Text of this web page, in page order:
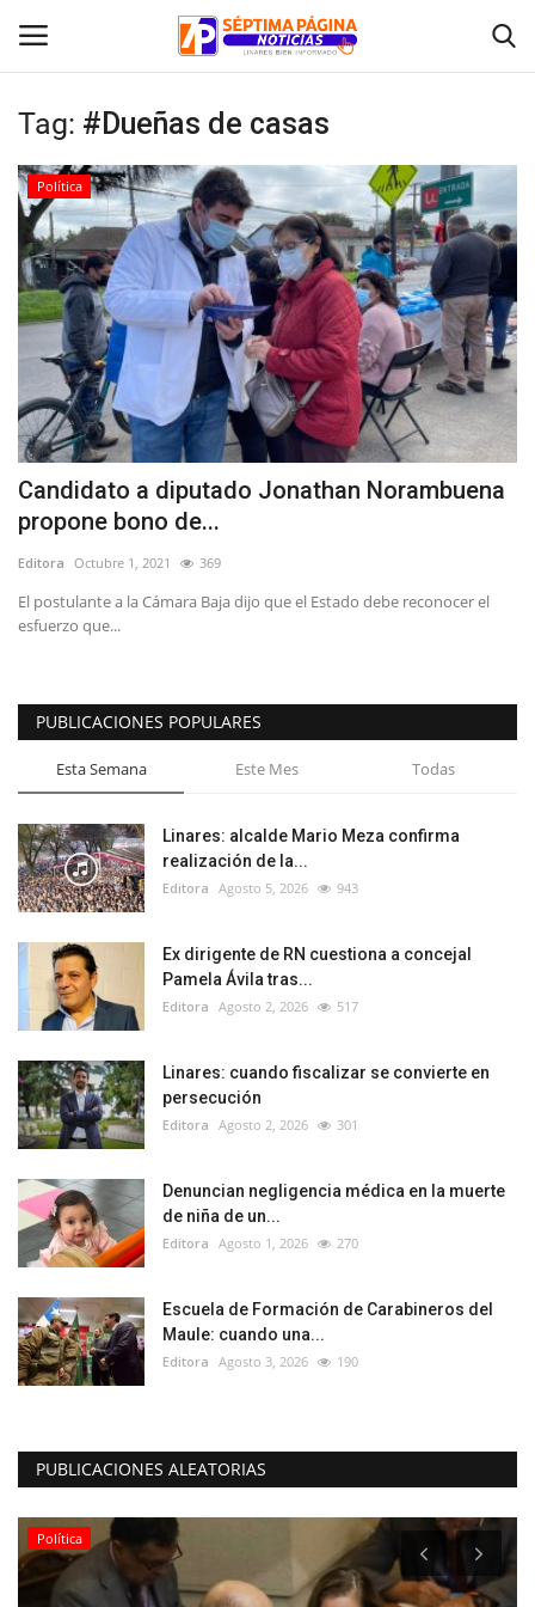
Inicio
Crónica
Policial
Tribunales
Deporte
Política
Espectáculos
Tag: #Dueñas de casas
Política
Candidato a diputado Jonathan Norambuena
propone bono de...
Editora Octubre 1, 2021 369
El postulante a la Cámara Baja dijo que el Estado debe reconocer el
esfuerzo que...
PUBLICACIONES POPULARES
Esta Semana Este Mes Todas
Linares: alcalde Mario Meza confirma
realización de la...
Editora Agosto 5, 2026 943
Ex dirigente de RN cuestiona a concejal
Pamela Ávila tras...
Editora Agosto 2, 2026 517
Linares: cuando fiscalizar se convierte en
persecución
Editora Agosto 2, 2026 301
Denuncian negligencia médica en la muerte
de niña de un...
Editora Agosto 1, 2026 270
Escuela de Formación de Carabineros del
Maule: cuando una...
Editora Agosto 3, 2026 190
PUBLICACIONES ALEATORIAS
Política